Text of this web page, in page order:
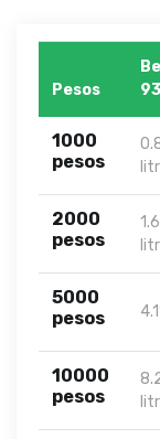
Pesos
93
1000
pesos
2000
pesos
5000
pesos
10000
pesos